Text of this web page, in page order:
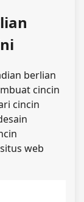
berlian
cincin
cincin
web